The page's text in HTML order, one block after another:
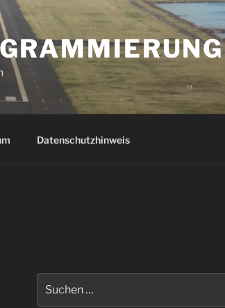
Datenschutzhinweis
nach: